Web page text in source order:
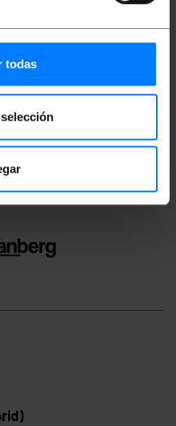
todas
Tiefe x Höhe): 15.0 x
x 15.0 x 6.0 cm